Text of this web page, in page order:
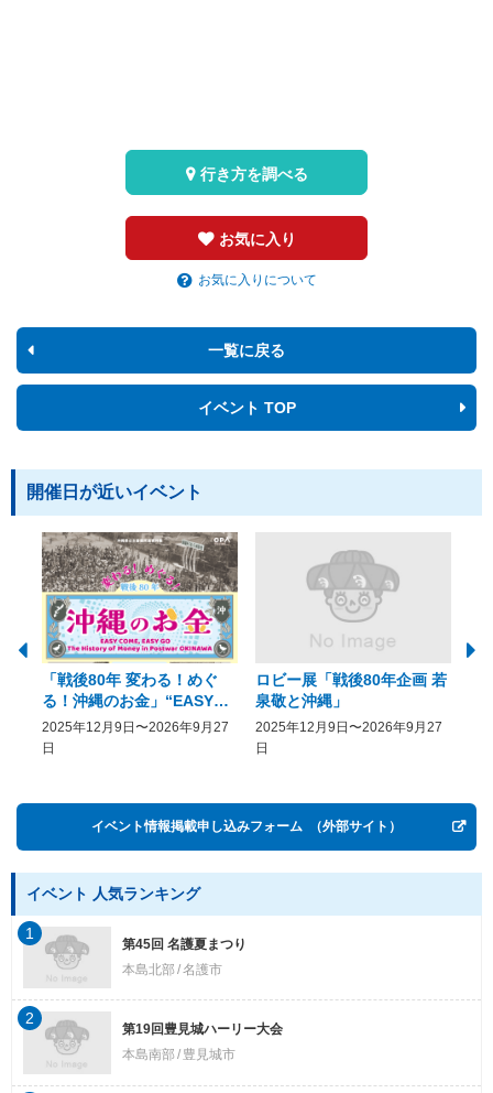
お気に入り
お気に入りについて
行き方を調べる
一覧に戻る
イベント TOP
開催日が近いイベント
「戦後80年 変わる！めぐ
る！沖縄のお金」“EASY
COME, EASY GO － The
History of Money in
2025年12月9日〜2026年9月27
日
ロビー展「戦後80年企画 若
泉敬と沖縄」
2025年12月9日〜2026年9月27
日
イベント情報掲載申し込みフォーム （外部サイト）
イベント 人気ランキング
第45回 名護夏まつり
本島北部 名護市
1
第19回豊見城ハーリー大会
本島南部
豊見城市
2